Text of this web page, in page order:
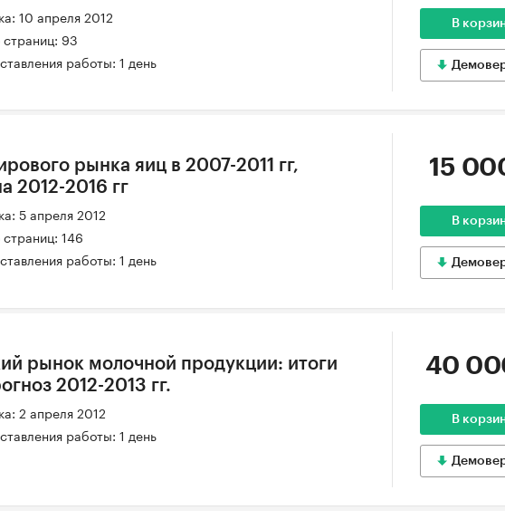
10 апреля 2012
страниц: 93
работы: 1 день
В
рынка яиц в 2007-2011 гг,
2012-2016 гг
5 апреля 2012
146
работы: 1 день
15
В
рынок молочной продукции: итоги
2012-2013 гг.
2 апреля 2012
работы: 1 день
40
В